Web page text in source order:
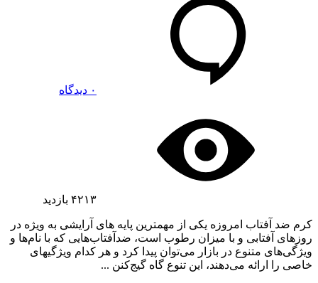
۰ دیدگاه
۴۲۱۳ بازدید
کرم ضد آفتاب امروزه یکی از مهمترین پایه های آرایشی به ویژه در
روزهای آفتابی و با میزان رطوب است، ضدآفتاب‌هایی که با نام‌ها و
ویژگی‌های متنوع در بازار می‌توان پیدا کرد و هر کدام ویژگی‎های
خاصی را ارائه می‌دهند، این تنوع گاه گیج‌کنن ...